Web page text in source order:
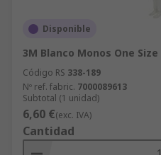
Disponible
3M Blanco Monos One Size
Código RS 338-189
Nº ref. fabric. 7000089613
Subtotal (1 unidad)
6,60 €(exc. IVA)
Cantidad